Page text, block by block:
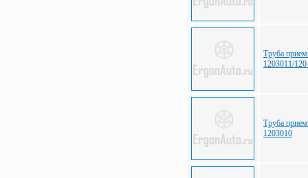
Труба
1203011/
Труба
1203010